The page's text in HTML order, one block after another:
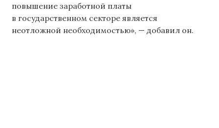
повышение заработной платы
в государственном секторе является
неотложной необходимостью», — добавил он.